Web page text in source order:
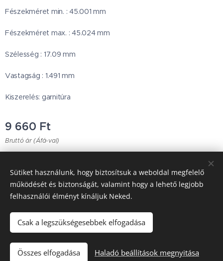
Fészekméret min. : 45.001 mm
Fészekméret max. : 45.024 mm
Szélesség : 17.09 mm
Vastagság : 1.491 mm
Kiszerelés: garnitúra
9 660 Ft
Bruttó ár (Áfá-val)
Kosárba
Japanese Classic Car Parts
Garancia & Szállítás
Sütiket használunk, hogy biztosítsuk a weboldal megfelelő
működését és biztonságát, valamint hogy a lehető legjobb
felhasználói élményt kínáljuk Neked.
Csak a legszükségesebbek elfogadása
Összes elfogadása Haladó beállítások megnyitása